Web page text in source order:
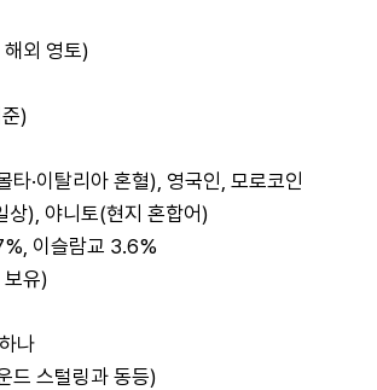
외 영토)
)
타·이탈리아 혼혈), 영국인, 모로코인
상), 야니토(현지 혼합어)
이슬람교 3.6%
보유)
나
드 스털링과 동등)